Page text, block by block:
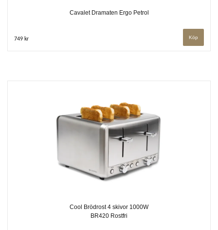
Cavalet Dramaten Ergo Petrol
749 kr
Cool Brödrost 4 skivor 1000W
BR420 Rostfri